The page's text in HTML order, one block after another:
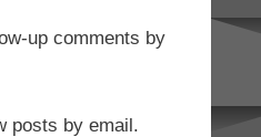
up comments by
posts by email.